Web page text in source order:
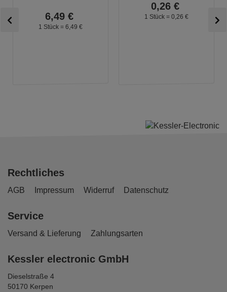
6,49 €
1 Stück = 6, 49 €
0,26 €
1 Stück = 0, 26 €
Rechtliches
AGB Impressum Widerruf Datenschutz
Service
Versand & Lieferung Zahlungsarten
Kessler electronic GmbH
Dieselstraße 4
50170 Kerpen